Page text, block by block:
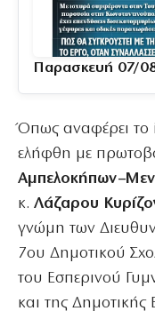
Παρασκευή 07/
Όπως αναφέρει
ελήφθη με
κ. Λάζαρου
γνώμη των
7ου Δημοτικού
του Εσπερινού
και της